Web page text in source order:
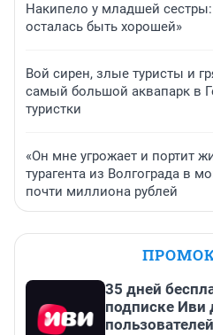
Накипело у младшей сестры:
осталась быть хорошей»
Вой сирен, злые туристы и
самый большой аквапарк в
туристки
«Он мне угрожает и портит
турагента из Волгограда в
почти миллиона рублей
35 дней
подписке Иви
пользователей